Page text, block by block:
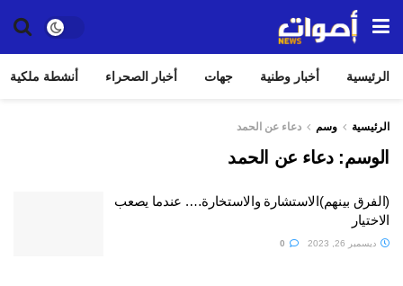
الرئيسية أخبار وطنية جهات أخبار الصحراء أنشطة ملكية
الرئيسية وسم دعاء عن الحمد
الوسم:دعاء عن الحمد
(الفرق بينهم)الاستشارة والاستخارة…. عندما يصعب
الاختيار
ديسمبر 26, 2023